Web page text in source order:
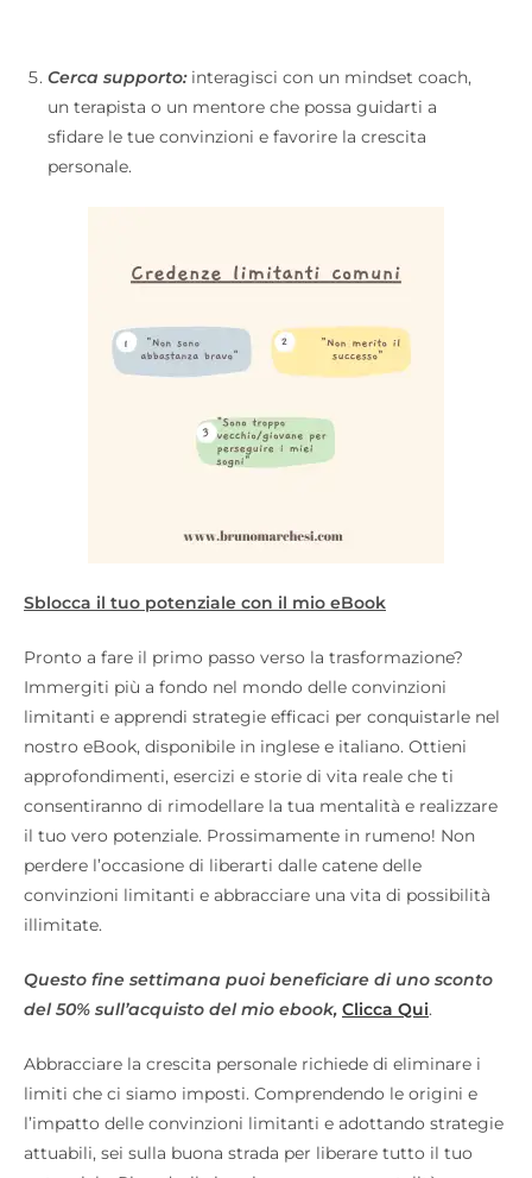
Cerca supporto:interagisci con un mindset coach,
un terapista o un mentore che possa guidarti a
sfidare le tue convinzioni e favorire la crescita
personale.
Sblocca il tuo potenziale con il mio eBook
Pronto a fare il primo passo verso la trasformazione?
Immergiti più a fondo nel mondo delle convinzioni
limitanti e apprendi strategie efficaci per conquistarle nel
nostro eBook, disponibile in inglese e italiano. Ottieni
approfondimenti, esercizi e storie di vita reale che ti
consentiranno di rimodellare la tua mentalità e realizzare
il tuo vero potenziale. Prossimamente in rumeno! Non
perdere l’occasione di liberarti dalle catene delle
convinzioni limitanti e abbracciare una vita di possibilità
illimitate.
Questo fine settimana puoi beneficiare di uno sconto
del 50% sull’acquisto del mio ebook, Clicca Qui.
Abbracciare la crescita personale richiede di eliminare i
limiti che ci siamo imposti. Comprendendo le origini e
l’impatto delle convinzioni limitanti e adottando strategie
attuabili, sei sulla buona strada per liberare tutto il tuo